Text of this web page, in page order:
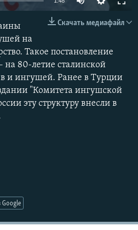
480p
1080p
Скачать медиафайл
на
Такое постановление
на 80-летие сталинской
и ингушей. Ранее в Турции
"Комитета ингушской
эту структуру внесли в
Google